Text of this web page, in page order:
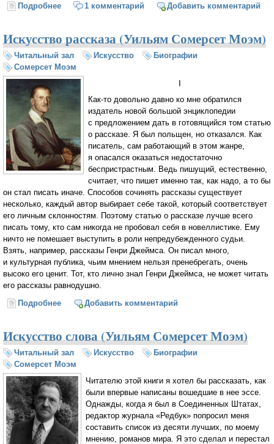
Подробнее о Я любовь называю по имени
1 комментарий Добавить комментарий
Искусство рассказа (Уильям Сомерсет Моэм)
Читальный зал Искусство
Биографии
Сомерсет Моэм
I
Как-то довольно давно ко мне обратился
издатель новой большой энциклопедии
с предложением дать в готовящийся том статью
о рассказе. Я был польщен, но отказался. Как
писатель, сам работающий в этом жанре,
я опасался оказаться недостаточно
беспристрастным. Ведь пишущий, естественно,
считает, что пишет именно так, как надо, а то бы
он стал писать иначе. Способов сочинять рассказы существует
несколько, каждый автор выбирает себе такой, который соответствует
его личным склонностям. Поэтому статью о рассказе лучше всего
писать тому, кто сам никогда не пробовал себя в новеллистике. Ему
ничто не помешает выступить в роли непредубежденного судьи.
Взять, например, рассказы Генри Джеймса. Он писал много,
и культурная публика, чьим мнением нельзя пренебрегать, очень
высоко его ценит. Тот, кто лично знал Генри Джеймса, не может читать
его рассказы равнодушно.
Подробнее о Искусство рассказа (Уильям Сомерсет Моэм)
Добавить комментарий
Искусство слова (Уильям Сомерсет Моэм)
Читальный зал Искусство
Биографии
Сомерсет Моэм
Читателю этой книги я хотел бы рассказать, как
были впервые написаны вошедшие в нее эссе.
Однажды, когда я был в Соединенных Штатах,
редактор журнала «Редбук» попросил меня
составить список из десяти лучших, по моему
мнению, романов мира. Я это сделал и перестал